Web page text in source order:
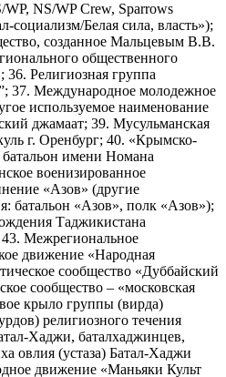
NS/WP Crew, Sparrows
Белая сила, власть»);
созданное Мальцевым В.В.
общественного
Религиозная группа
37. Международное молодежное
используемое наименование
джамаат; 39. Мусульманская
г. Оренбург; 40. «Крымско-
батальон имени Номана
военизированное
«Азов» (другие
батальон «Азов», полк «Азов»);
Таджикистана
Межрегиональное
движение «Народная
сообщество «Дуббайский
сообщество – «московская
крыло группы (вирда)
религиозного течения
Хаджи, баталхаджинцев,
овлия (устаза) Батал-Хаджи
движение «Маньяки Культ